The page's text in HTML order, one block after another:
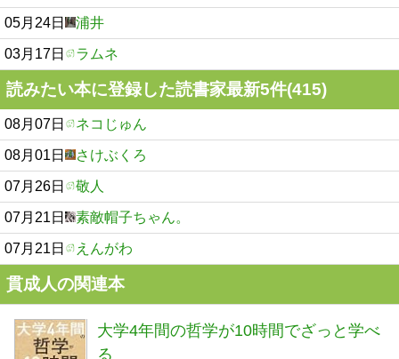
05月24日 浦井
03月17日 ラムネ
読みたい本に登録した読書家最新5件(415)
08月07日 ネコじゅん
08月01日 さけぶくろ
07月26日 敬人
07月21日 素敵帽子ちゃん。
07月21日 えんがわ
貫成人の関連本
大学4年間の哲学が10時間でざっと学べ
る